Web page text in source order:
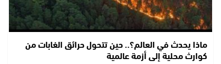
ماذا يحدث في العالم؟.. حين تتحول حرائق الغابات من
كوارث محلية إلى أزمة عالمية